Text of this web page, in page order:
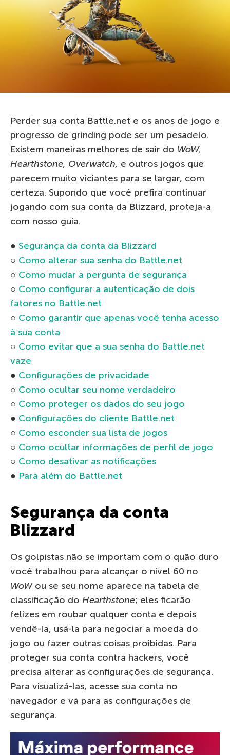
Perder sua conta Battle.net e os anos de jogo e
progresso de grinding pode ser um pesadelo.
Existem maneiras melhores de sair do WoW,
Hearthstone, Overwatch, e outros jogos que
parecem muito viciantes para se largar, com
certeza. Supondo que você prefira continuar
jogando com sua conta da Blizzard, proteja-a
com nosso guia.
● Segurança da conta da Blizzard
○ Como alterar sua senha do Battle.net
○ Como mudar a pergunta de segurança
○ Como configurar a autenticação de dois
fatores no Battle.net
○ Como garantir que apenas você tenha acesso
à sua conta
○ Como evitar que a sua senha do Battle.net
vaze
● Configurações de privacidade
○ Como ocultar seu nome verdadeiro
○ Como proteger os dados do seu jogo
● Configurações do cliente Battle.net
○ Como esconder sua lista de jogos
○ Como ocultar informações de perfil de jogo
○ Como desativar as notificações
● Para além do Battle.net
Segurança da conta
Blizzard
Os golpistas não se importam com o quão duro
você trabalhou para alcançar o nível 60 no
WoWou se seu nome aparece na tabela de
classificação do Hearthstone; eles ficarão
felizes em roubar qualquer conta e depois
vendê-la, usá-la para negociar a moeda do
jogo ou fazer outras coisas proibidas. Para
proteger sua conta contra hackers, você
precisa alterar as configurações de segurança.
Para visualizá-las, acesse sua conta no
navegador e vá para as configurações de
segurança.